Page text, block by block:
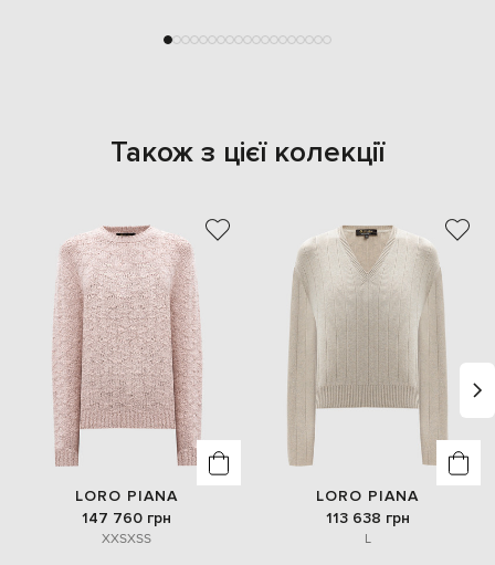
Також з цієї колекції
LORO PIANA
147 760 грн
XXSXSS
LORO PIANA
113 638 грн
L